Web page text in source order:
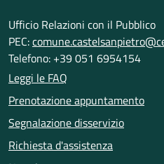
Ufficio Relazioni con il Pubblico
PEC:
Telefono: +39 051 6954154
Leggi le FAQ
Prenotazione appuntamento
Segnalazione disservizio
Richiesta d'assistenza